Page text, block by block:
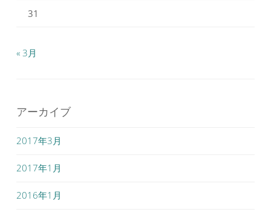
31
« 3月
アーカイブ
2017年3月
2017年1月
2016年1月